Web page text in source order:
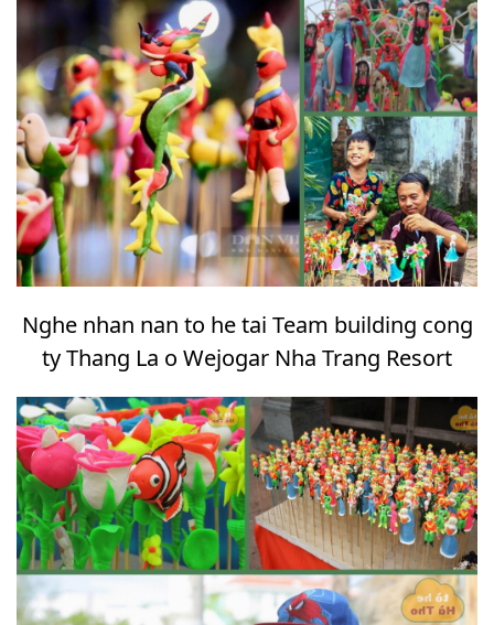
Nghe nhan nan to he tai Team building cong
ty Thang La o Wejogar Nha Trang Resort